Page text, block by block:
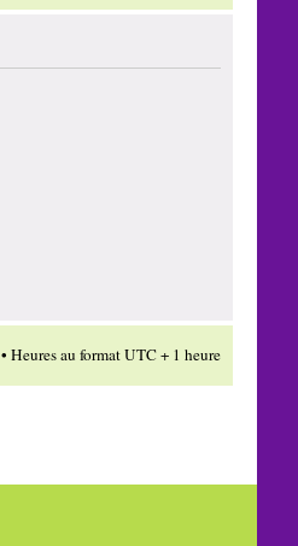
• Heures au format UTC + 1 heure